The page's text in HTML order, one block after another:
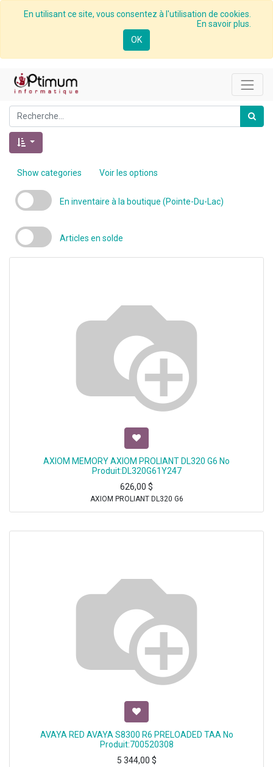
En utilisant ce site, vous consentez à l'utilisation de cookies.
En savoir plus.
OK
Show categories Voir les options
En inventaire à la boutique (Pointe-Du-Lac)
Articles en solde
AXIOM MEMORY AXIOM PROLIANT DL320 G6 No
Produit:DL320G61Y247
626,00 $
AXIOM PROLIANT DL320 G6
AVAYA RED AVAYA S8300 R6 PRELOADED TAA No
Produit:700520308
5 344,00 $